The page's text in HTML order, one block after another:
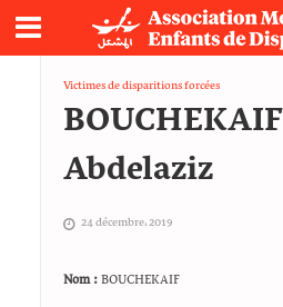
Victimes de disparitions forcées
BOUCHEKAIF
Abdelaziz
24 décembre، 2019
Nom :BOUCHEKAIF